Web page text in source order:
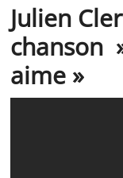
Julien
chanson
aime »